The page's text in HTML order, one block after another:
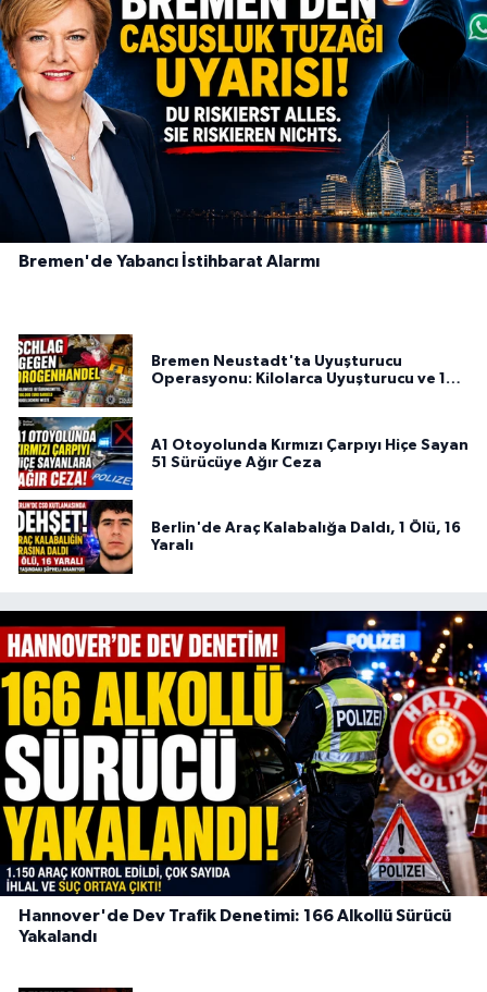
Bremen'de Yabancı İstihbarat Alarmı
Bremen Neustadt'ta Uyuşturucu
Operasyonu: Kilolarca Uyuşturucu ve 100
A1 Otoyolunda Kırmızı Çarpıyı Hiçe Sayan
51 Sürücüye Ağır Ceza
Berlin'de Araç Kalabalığa Daldı, 1 Ölü, 16
Yaralı
Hannover'de Dev Trafik Denetimi: 166 Alkollü Sürücü
Yakalandı